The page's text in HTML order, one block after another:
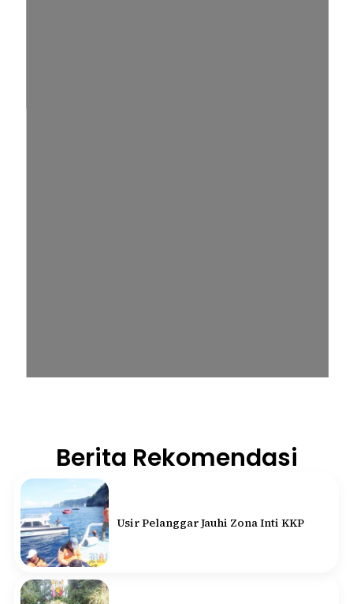
Berita Rekomendasi
Usir Pelanggar Jauhi Zona Inti KKP